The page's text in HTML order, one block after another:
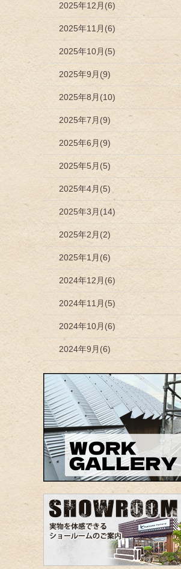
2025年12月(6)
2025年11月(6)
2025年10月(5)
2025年9月(9)
2025年8月(10)
2025年7月(9)
2025年6月(9)
2025年5月(5)
2025年4月(5)
2025年3月(14)
2025年2月(2)
2025年1月(6)
2024年12月(6)
2024年11月(5)
2024年10月(6)
2024年9月(6)